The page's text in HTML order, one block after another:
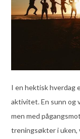
I en hektisk hverdag
aktivitet. En sunn og
men med
treningsøkter i uken,